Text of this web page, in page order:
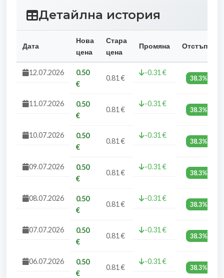
Детайлна история
Дата
Нова
цена
Стара
цена
Промяна Отстъпка
12.07.2026
0.50
€
0.81 €
-0.31 €
38.3%
11.07.2026
0.50
€
0.81 €
-0.31 €
38.3%
10.07.2026
0.50
€
0.81 €
-0.31 €
38.3%
09.07.2026
0.50
€
0.81 €
-0.31 €
38.3%
08.07.2026
0.50
€
0.81 €
-0.31 €
38.3%
07.07.2026
0.50
€
0.81 €
-0.31 €
38.3%
06.07.2026
0.50
€
0.81 €
-0.31 €
38.3%